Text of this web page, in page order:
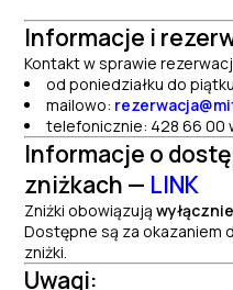
Informacje i
Kontakt w sprawie
od poniedziałku do
mailowo:
telefonicznie: 428 66 00
Informacje o
zniżkach — LINK
Zniżki obowiązują
Dostępne są za okazaniem
zniżki.
Uwagi: